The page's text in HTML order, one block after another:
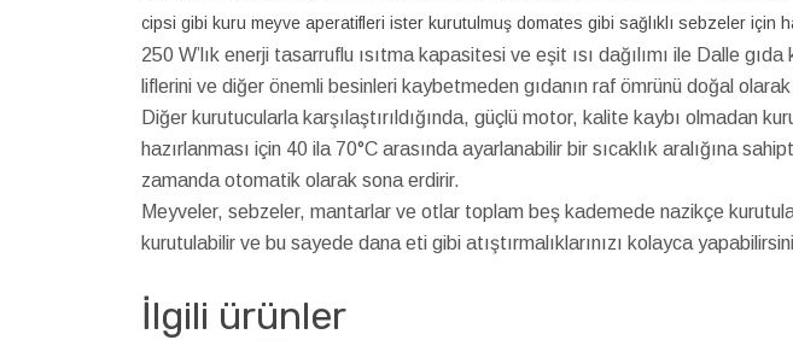
cipsi gibi kuru meyve aperatifleri ister kurutulmuş domates gibi sağlıklı sebzeler için
250 W’lık enerji tasarruflu ısıtma kapasitesi ve eşit ısı dağılımı ile Dalle
liflerini ve diğer önemli besinleri kaybetmeden gıdanın raf ömrünü doğal
Diğer kurutucularla karşılaştırıldığında, güçlü motor, kalite kaybı olmadan
hazırlanması için 40 ila 70°C arasında ayarlanabilir bir sıcaklık aralığına
zamanda otomatik olarak sona erdirir.
Meyveler, sebzeler, mantarlar ve otlar toplam beş kademede nazikçe
kurutulabilir ve bu sayede dana eti gibi atıştırmalıklarınızı kolayca
İlgili ürünler